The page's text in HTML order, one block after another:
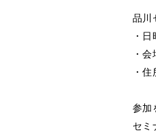
品川
・
・
・
参加
セミ